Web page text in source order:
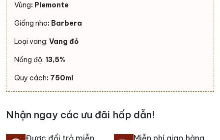
Vùng: Piemonte
Giống nho: Barbera
Loại vang: Vang đỏ
Nồng độ: 13,5%
Quy cách: 750ml
Nhận ngay các ưu đãi hấp dẫn!
Được đổi trả miễn
Miễn phí giao hàng